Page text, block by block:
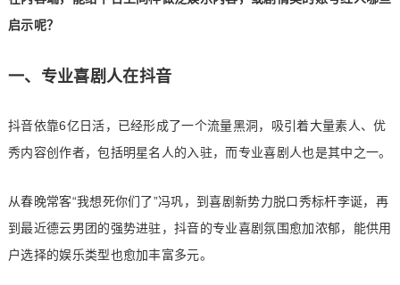
启示呢？
一、专业喜剧人在抖音
抖音依靠6亿日活，已经形成了一个流量黑洞，吸引着大量素人、优
秀内容创作者，包括明星名人的入驻，而专业喜剧人也是其中之一。
从春晚常客“我想死你们了”冯巩，到喜剧新势力脱口秀标杆李诞，再
到最近德云男团的强势进驻，抖音的专业喜剧氛围愈加浓郁，能供用
户选择的娱乐类型也愈加丰富多元。